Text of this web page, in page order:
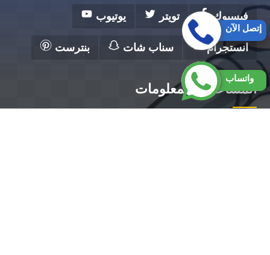
فيسبوك
تويتر يوتيوب
انستجرام سناب شات بنترست
المساعدة والمعلومات
واتساب
إتصل الآن